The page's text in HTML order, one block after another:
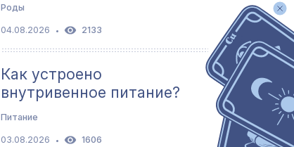
Роды
04.08.2026 2133
Как устроено
внутривенное питание?
Питание
03.08.2026 1606